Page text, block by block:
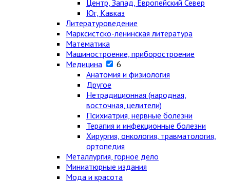
Центр, Запад, Европейский Север
Юг, Кавказ
Литературоведение
Марксистско-ленинская литература
Математика
Машиностроение, приборостроение
Медицина
6
Анатомия и физиология
Другое
Нетрадиционная (народная,
восточная, целители)
Психиатрия, нервные болезни
Терапия и инфекционные болезни
Хирургия, онкология, травматология,
ортопедия
Металлургия, горное дело
Миниатюрные издания
Мода и красота